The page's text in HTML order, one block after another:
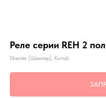
Реле серии REH 2
Shenler (Шенлер), Китай